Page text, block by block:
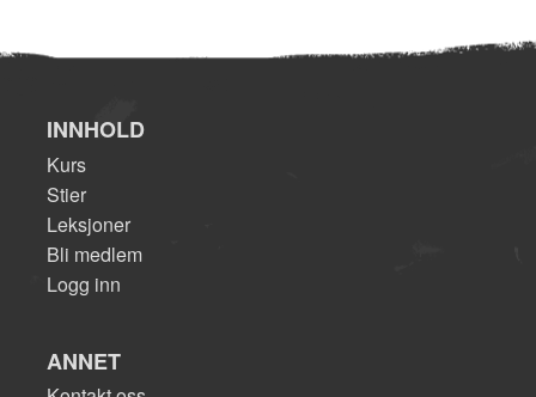
INNHOLD
Kurs
Stier
Leksjoner
Bli medlem
Logg inn
ANNET